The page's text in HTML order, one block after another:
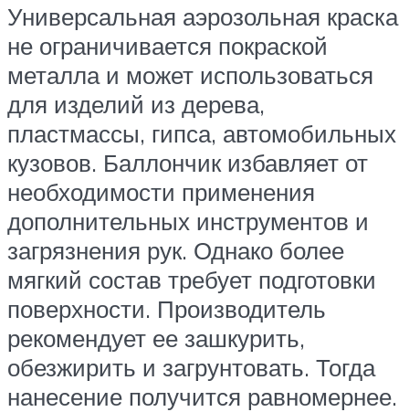
Универсальная аэрозольная краска
не ограничивается покраской
металла и может использоваться
для изделий из дерева,
пластмассы, гипса, автомобильных
кузовов. Баллончик избавляет от
необходимости применения
дополнительных инструментов и
загрязнения рук. Однако более
мягкий состав требует подготовки
поверхности. Производитель
рекомендует ее зашкурить,
обезжирить и загрунтовать. Тогда
нанесение получится равномернее.